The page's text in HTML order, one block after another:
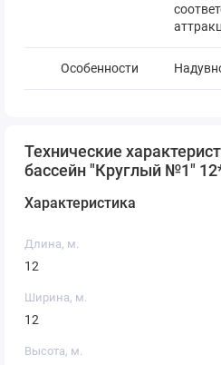
Особенности
Технические
бассейн "Круглый №1"
Характеристика
Длина, м.
12
Ширина, м.
12
Высота, м.